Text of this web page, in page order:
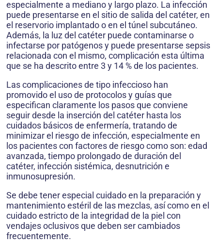
especialmente a mediano y largo plazo. La infección
puede presentarse en el sitio de salida del catéter, en
el reservorio implantado o en el túnel subcutáneo.
Además, la luz del catéter puede contaminarse o
infectarse por patógenos y puede presentarse sepsis
relacionada con el mismo, complicación esta última
que se ha descrito entre 3 y 14 % de los pacientes.
Las complicaciones de tipo infeccioso han
promovido el uso de protocolos y guías que
especifican claramente los pasos que conviene
seguir desde la inserción del catéter hasta los
cuidados básicos de enfermería, tratando de
minimizar el riesgo de infección, especialmente en
los pacientes con factores de riesgo como son: edad
avanzada, tiempo prolongado de duración del
catéter, infección sistémica, desnutrición e
inmunosupresión.
Se debe tener especial cuidado en la preparación y
mantenimiento estéril de las mezclas, así como en el
cuidado estricto de la integridad de la piel con
vendajes oclusivos que deben ser cambiados
frecuentemente.